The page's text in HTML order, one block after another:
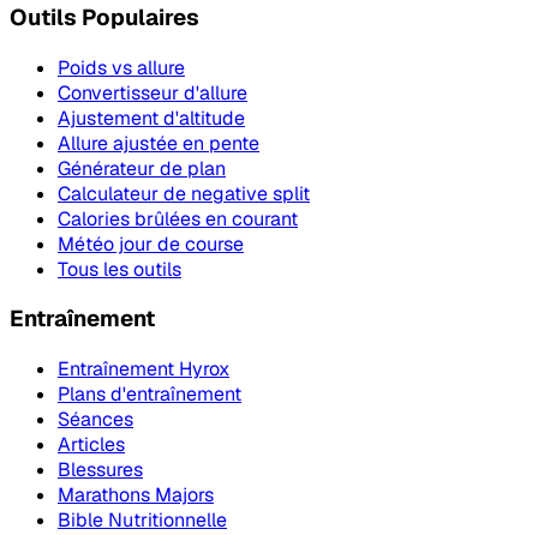
Outils Populaires
Poids vs allure
Convertisseur d'allure
Ajustement d'altitude
Allure ajustée en pente
Générateur de plan
Calculateur de negative split
Calories brûlées en courant
Météo jour de course
Tous les outils
Entraînement
Entraînement Hyrox
Plans d'entraînement
Séances
Articles
Blessures
Marathons Majors
Bible Nutritionnelle